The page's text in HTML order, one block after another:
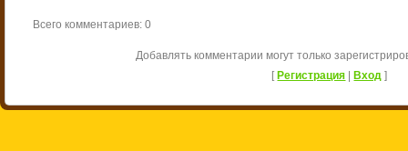
Всего комментариев: 0
Добавлять комментарии могут только
[ Регистрация Вход ]